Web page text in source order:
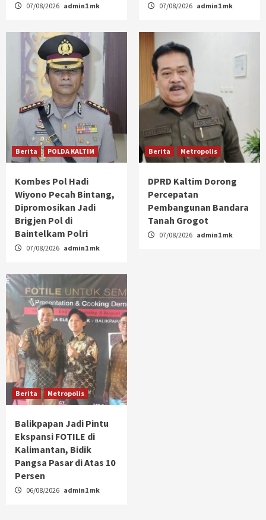
07/08/2026 admin1 mk 07/08/2026 admin1 mk
Berita POLDA KALTIM
Kombes Pol Hadi
Wiyono Pecah Bintang,
Dipromosikan Jadi
Brigjen Pol di
Baintelkam Polri
07/08/2026 admin1 mk
Berita Metropolis
DPRD Kaltim Dorong
Percepatan
Pembangunan Bandara
Tanah Grogot
07/08/2026 admin1 mk
Berita Metropolis
Balikpapan Jadi Pintu
Ekspansi FOTILE di
Kalimantan, Bidik
Pangsa Pasar di Atas 10
Persen
06/08/2026 admin1 mk